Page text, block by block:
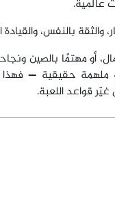
عالمية.
والثقة بالنفس، والقيادة
أو مهتمًا بالصين
حقيقية — فهذا
قواعد اللعبة.